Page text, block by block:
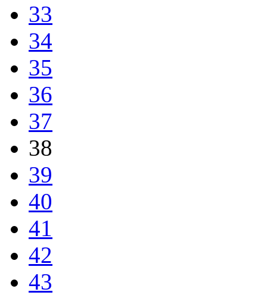
33
34
35
36
37
38
39
40
41
42
43